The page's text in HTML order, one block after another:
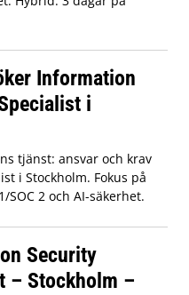
Information
i
tjänst: ansvar och krav
i Stockholm. Fokus på
SOC 2 och AI-säkerhet.
Security
– Stockholm –